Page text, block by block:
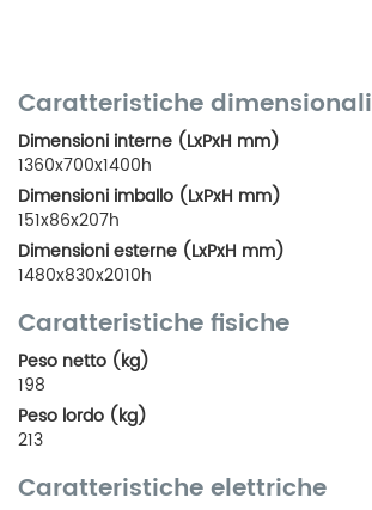
Caratteristiche dimensionali
Dimensioni interne (LxPxH mm)
1360x700x1400h
Dimensioni imballo (LxPxH mm)
151x86x207h
Dimensioni esterne (LxPxH mm)
1480x830x2010h
Caratteristiche fisiche
Peso netto (kg)
198
Peso lordo (kg)
213
Caratteristiche elettriche